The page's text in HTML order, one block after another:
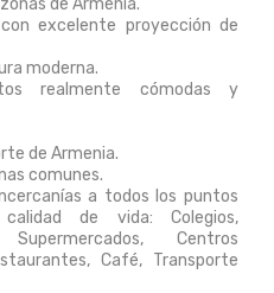
excelente proyección de
moderna.
realmente cómodas y
de Armenia.
comunes.
a todos los puntos
de vida: Colegios,
Centros
Café, Transporte